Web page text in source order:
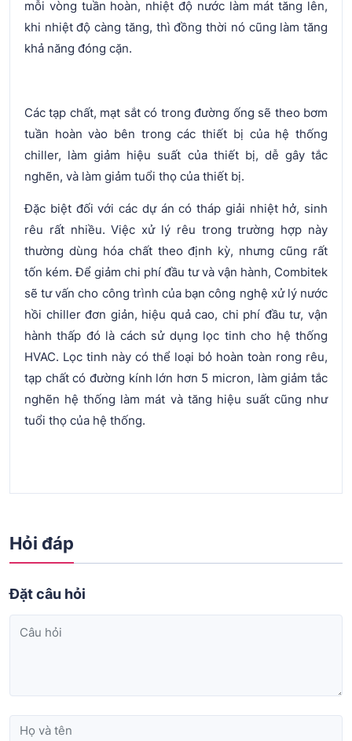
mỗi vòng tuần hoàn, nhiệt độ nước làm mát tăng lên,
khi nhiệt độ càng tăng, thì đồng thời nó cũng làm tăng
khả năng đóng cặn.
Các tạp chất, mạt sắt có trong đường ống sẽ theo bơm
tuần hoàn vào bên trong các thiết bị của hệ thống
chiller, làm giảm hiệu suất của thiết bị, dễ gây tắc
nghẽn, và làm giảm tuổi thọ của thiết bị.
Đặc biệt đối với các dự án có tháp giải nhiệt hở, sinh
rêu rất nhiều. Việc xử lý rêu trong trường hợp này
thường dùng hóa chất theo định kỳ, nhưng cũng rất
tốn kém. Để giảm chi phí đầu tư và vận hành, Combitek
sẽ tư vấn cho công trình của bạn công nghệ xử lý nước
hồi chiller đơn giản, hiệu quả cao, chi phí đầu tư, vận
hành thấp đó là cách sử dụng lọc tinh cho hệ thống
HVAC. Lọc tinh này có thể loại bỏ hoàn toàn rong rêu,
tạp chất có đường kính lớn hơn 5 micron, làm giảm tắc
nghẽn hệ thống làm mát và tăng hiệu suất cũng như
tuổi thọ của hệ thống.
Hỏi đáp
Đặt câu hỏi